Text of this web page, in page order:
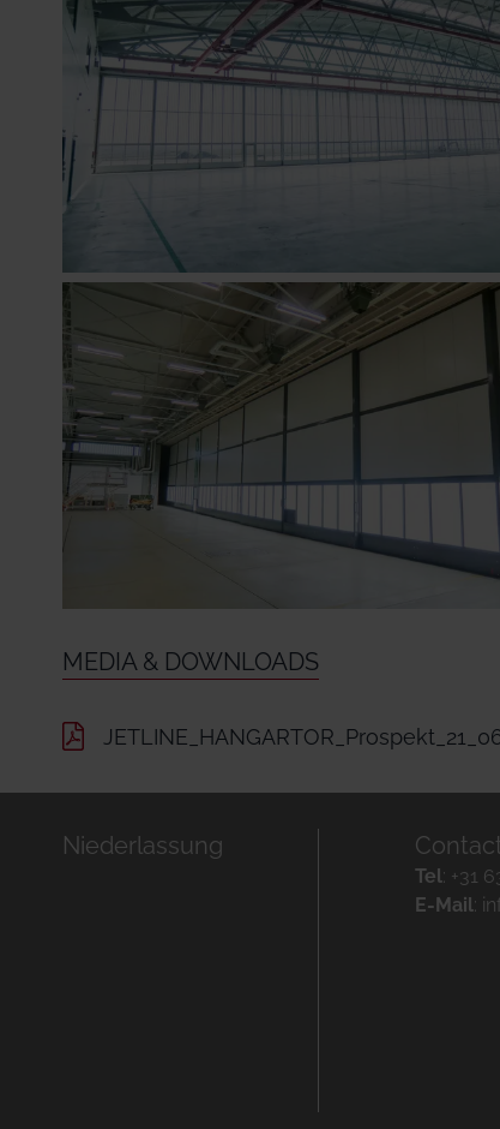
MEDIA & DOWNLOADS
Niederlassung
Tel: +31
E-Mail: